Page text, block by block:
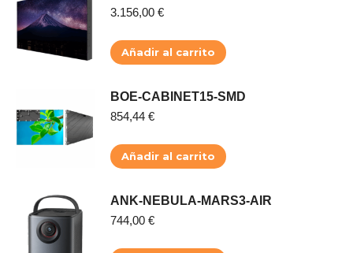
3.156,00 €
Añadir al carrito
BOE-CABINET15-SMD
854,44 €
Añadir al carrito
ANK-NEBULA-MARS3-AIR
744,00 €